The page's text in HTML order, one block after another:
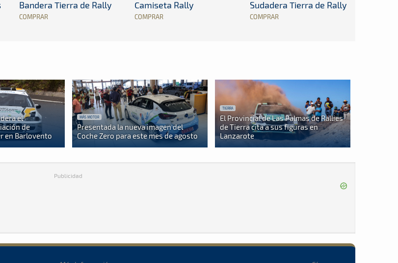
Bandera Tierra de Rally
COMPRAR
Camiseta Rally
COMPRAR
Sudadera Tierra de Rally
COMPRAR
el
de
en Barlovento
MÁS MOTOR
Presentada la nueva imagen del
Coche Zero para este mes de agosto
TIERRA
El Provincial de Las Palmas de Rallies
de Tierra cita a sus figuras en
Lanzarote
Publicidad